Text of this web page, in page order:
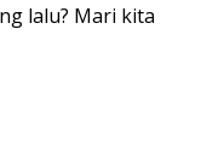
lalu? Mari kita